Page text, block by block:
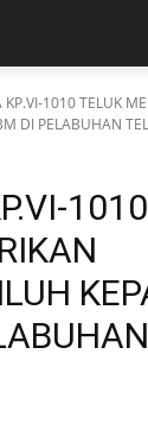
1010 TELUK
DI PELABUHAN